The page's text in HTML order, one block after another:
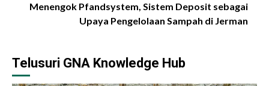
Menengok Pfandsystem, Sistem Deposit sebagai
Upaya Pengelolaan Sampah di Jerman
Telusuri GNA Knowledge Hub